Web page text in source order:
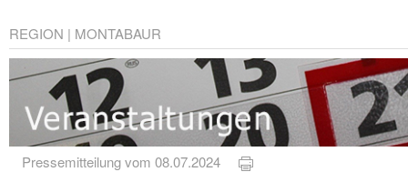
REGION | MONTABAUR
Pressemitteilung vom 08.07.2024